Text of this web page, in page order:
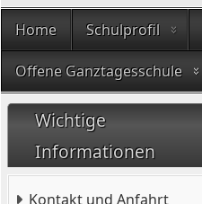
Home Schulprofil
Offene Ganztagesschule
Wichtige
Informationen
Kontakt und Anfahrt